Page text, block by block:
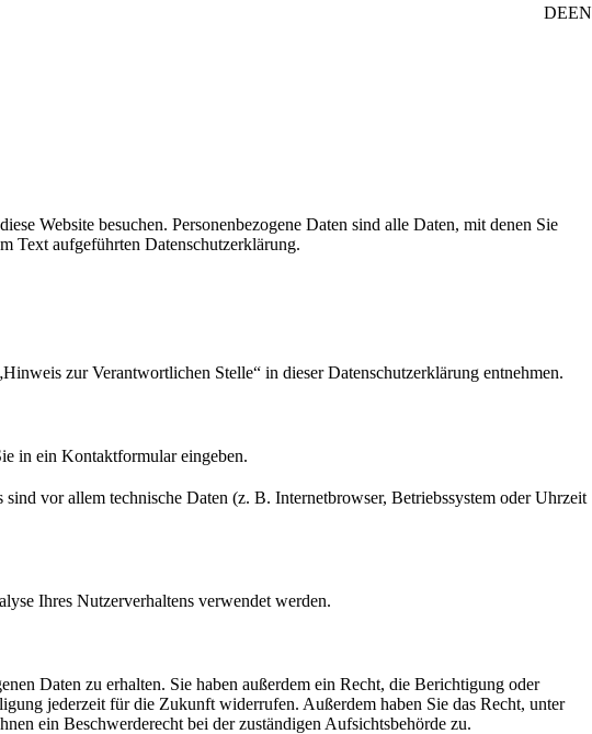
DEEN
Website besuchen. Personenbezogene Daten sind alle Daten, mit denen Sie
Text aufgeführten Datenschutzerklärung.
zur Verantwortlichen Stelle“ in dieser Datenschutzerklärung entnehmen.
in ein Kontaktformular eingeben.
vor allem technische Daten (z. B. Internetbrowser, Betriebssystem oder Uhrzeit
Ihres Nutzerverhaltens verwendet werden.
Daten zu erhalten. Sie haben außerdem ein Recht, die Berichtigung oder
jederzeit für die Zukunft widerrufen. Außerdem haben Sie das Recht, unter
ein Beschwerderecht bei der zuständigen Aufsichtsbehörde zu.